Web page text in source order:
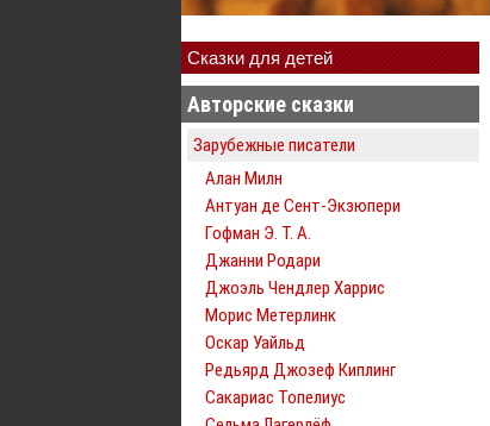
Сказки для детей
Авторские сказки
Зарубежные писатели
Алан Милн
Антуан де Сент-Экзюпери
Гофман Э. Т. А.
Джанни Родари
Джоэль Чендлер Харрис
Морис Метерлинк
Оскар Уайльд
Редьярд Джозеф Киплинг
Сакариас Топелиус